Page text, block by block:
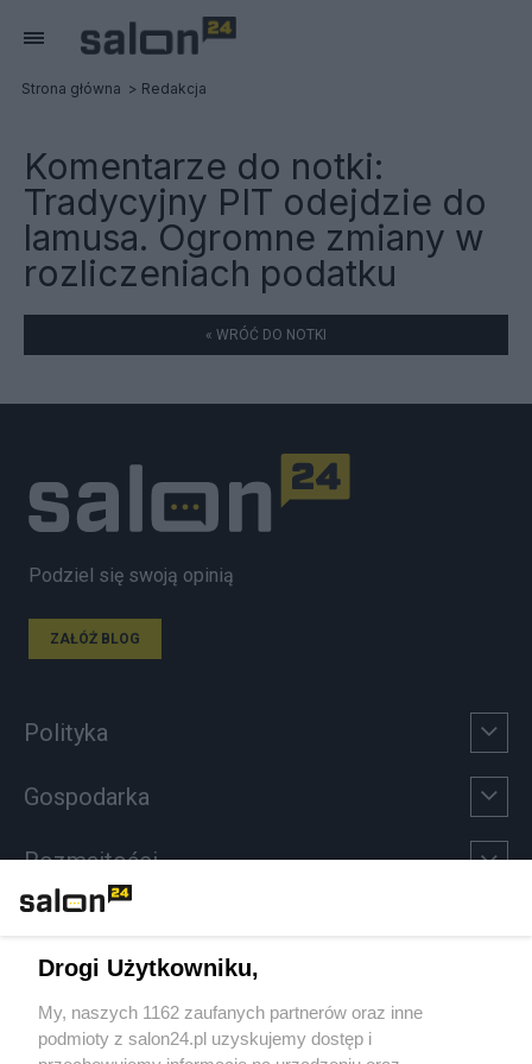
Strona główna Redakcja
Komentarze do notki:
Tradycyjny PIT odejdzie do
lamusa. Ogromne zmiany w
rozliczeniach podatku
« WRÓĆ DO NOTKI
Podziel się swoją opinią
ZAŁÓŻ BLOG
Polityka
Gospodarka
Rozmaitości
Sport
Społeczeństwo
Drogi Użytkowniku,
My, naszych 1162 zaufanych partnerów oraz inne
podmioty z salon24.pl uzyskujemy dostęp i